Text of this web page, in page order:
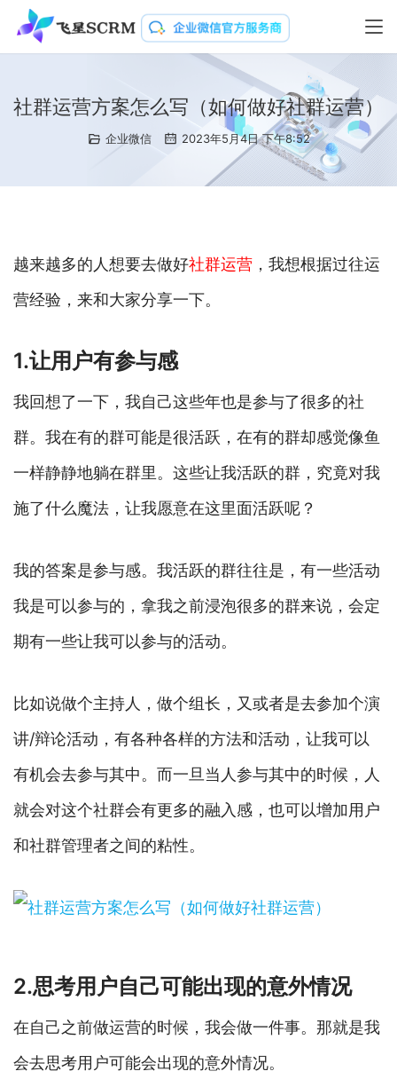
社群运营方案怎么写（如何做好社群运营）
企业微信 2023年5月4日 下午8:52
越来越多的人想要去做好社群运营 ，我想根据过往运
营经验，来和大家分享一下。
1.让用户有参与感
我回想了一下，我自己这些年也是参与了很多的社
群。我在有的群可能是很活跃，在有的群却感觉像鱼
一样静静地躺在群里。这些让我活跃的群，究竟对我
施了什么魔法，让我愿意在这里面活跃呢？
我的答案是参与感。我活跃的群往往是，有一些活动
我是可以参与的，拿我之前浸泡很多的群来说，会定
期有一些让我可以参与的活动。
比如说做个主持人，做个组长，又或者是去参加个演
讲/辩论活动，有各种各样的方法和活动，让我可以
有机会去参与其中。而一旦当人参与其中的时候，人
就会对这个社群会有更多的融入感，也可以增加用户
和社群管理者之间的粘性。
2.思考用户自己可能出现的意外情况
在自己之前做运营的时候，我会做一件事。那就是我
会去思考用户可能会出现的意外情况。